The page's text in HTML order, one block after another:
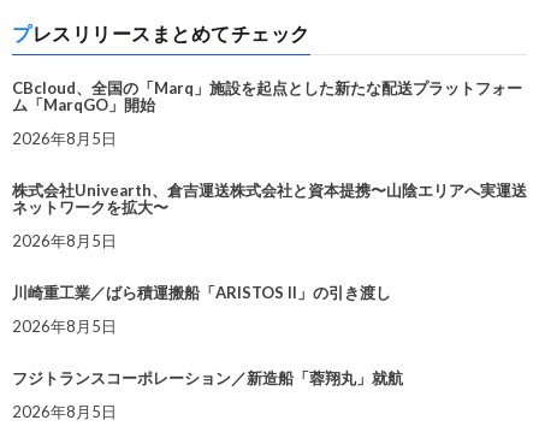
プレスリリースまとめてチェック
CBcloud、全国の「Marq」施設を起点とした新たな配送プラットフォー
ム「MarqGO」開始
2026年8月5日
株式会社Univearth、倉吉運送株式会社と資本提携〜山陰エリアへ実運送
ネットワークを拡大〜
2026年8月5日
川崎重工業／ばら積運搬船「ARISTOS II」の引き渡し
2026年8月5日
フジトランスコーポレーション／新造船「蓉翔丸」就航
2026年8月5日